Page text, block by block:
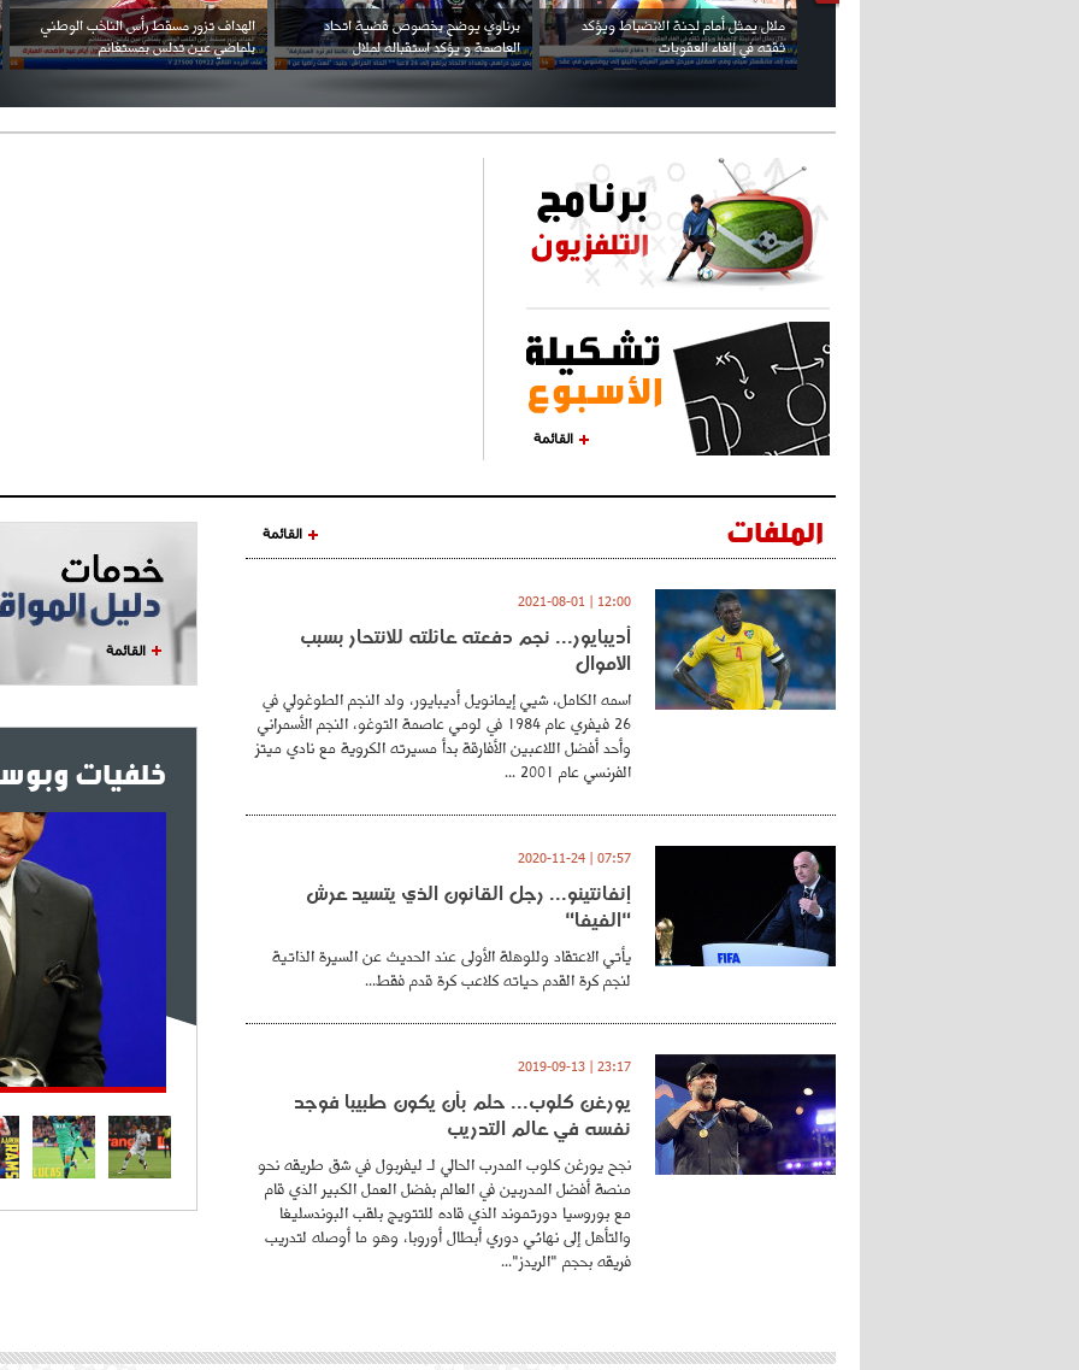
كريستيانو كاد يصاب على مستوى كتفه
بسبب سيلفي
بن زيمة ... كرم كروي قابله لإنتقام عرقي .
احتفال السفارة السعودية في الجزائر بالعيد
الوطني للمملكة
القائمة
الملفات القائمة
12:00 | 2021-08-01
أديبايور... نجم دفعته عائلته للانتحار بسبب
الأموال
اسمه الكامل، شيي إيمانويل أديبايور، ولد النجم الطوغولي في
26 فيفري عام 1984 في لومي عاصمة التوغو، النجم الأسمراني
وأحد أفضل اللاعبين الأفارقة بدأ مسيرته الكروية مع نادي ميتز
الفرنسي عام 2001 ...
07:57 | 2020-11-24
إنفانتينو... رجل القانون الذي يتسيد عرش
"الفيفا"
يأتي الاعتقاد وللوهلة الأولى عند الحديث عن السيرة الذاتية
لنجم كرة القدم حياته كلاعب كرة قدم فقط...
23:17 | 2019-09-13
يورغن كلوب... حلم بأن يكون طبيبا فوجد
نفسه في عالم التدريب
نجح يورغن كلوب المدرب الحالي لـ ليفربول في شق طريقه نحو
منصة أفضل المدربين في العالم بفضل العمل الكبير الذي قام
مع بوروسيا دورتموند الذي قاده للتتويج بلقب البوندسليغا
والتأهل إلى نهائي دوري أبطال أوروبا، وهو ما أوصله لتدريب
فريقه بحجم "الريدز"...
القائمة
خلفيات